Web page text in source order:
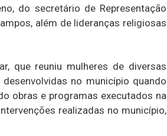
do secretário de Representação
além de lideranças religiosas
que reuniu mulheres de diversas
no município quando
obras e programas executados na
realizadas no município,